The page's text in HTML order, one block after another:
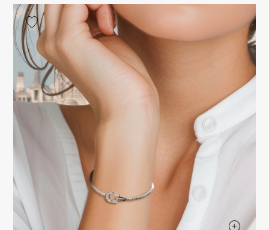
A.LANGE & SOHNE
ランゲ＆ゾーネ
Breguet
PATEK PHILIPPE
パテック・フィリップ
IWC
FRANCK MULLER
フランク・ミュラー
VACHERON
CONSTANTIN
ヴァシュロン・コンスタ
ンタン
AUDEMARS PIGUET
オーデマ・ピゲ
JAEGER LE COULTRE
ジャガー・ルクルト
CHANEL
シャネル
Cartier
カルティエ
HARRY WINSTON
ハリー・ウィンストン
BVLGARI
ブルガリ
レガリア ダブルトップ
YOBIKO
ヨビコ
NOMBRE
NOMBRE putite
ノンブルプティ
ALPHA putite
アルファプティ
RICH CROSS
リッチクロス
TwinPinky
ツインピンキー
ANGLER
アングラー
ETERNITY
エタニティ
HIMAWARI YUKIZAKI BACHIKAN
ゆきざき バチカン
USED NOMBRE
ノンブル認定中古
USED ALPHA
アルファ認定中古
ガーデンパーティー エブリン
財布
小物
エルメスバッグ